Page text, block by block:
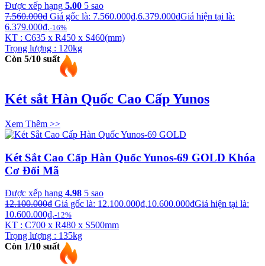
Được xếp hạng 5.00 5 sao
7.560.000₫ Giá gốc là: 7.560.000₫.6.379.000₫Giá hiện tại là:
6.379.000₫.-16%
KT : C635 x R450 x S460(mm)
Trọng lượng : 120kg
Còn 5/10 suất
Két sắt Hàn Quốc Cao Cấp Yunos
Xem Thêm >>
Két Sắt Cao Cấp Hàn Quốc Yunos-69 GOLD Khóa
Cơ Đổi Mã
Được xếp hạng 4.98 5 sao
12.100.000₫ Giá gốc là: 12.100.000₫.10.600.000₫Giá hiện tại là:
10.600.000₫.-12%
KT : C700 x R480 x S500mm
Trọng lượng : 135kg
Còn 1/10 suất